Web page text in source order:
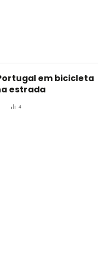
em bicicleta
estrada
4